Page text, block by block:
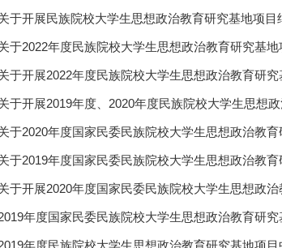
于开展民族院校大学生思想政治教育研究基地项目
于2022年度民族院校大学生思想政治教育研究基
于开展2022年度民族院校大学生思想政治教育研
于开展2019年度、2020年度民族院校大学生思想
于2020年度国家民委民族院校大学生思想政治教
于2019年度国家民委民族院校大学生思想政治教
于开展2020年度国家民委民族院校大学生思想政
年度国家民委民族院校大学生思想政治教育研究
年度民族院校大学生思想政治教育研究基地项